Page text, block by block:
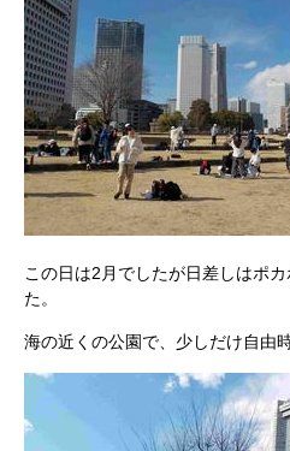
この日は2月でしたが日差しはポ
た。
海の近くの公園で、少しだけ自由